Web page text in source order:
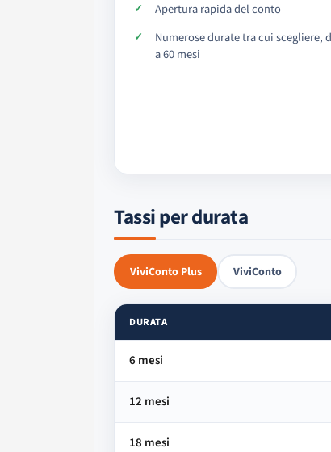
Apertura rapida del conto
Numerose durate tra cui scegliere,
a 60 mesi
Tassi per durata
ViviConto Plus ViviConto
DURATA
6 mesi
12 mesi
18 mesi